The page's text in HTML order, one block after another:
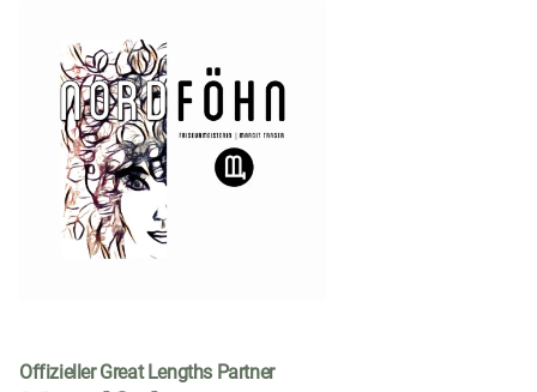
Offizieller Great Lengths Partner